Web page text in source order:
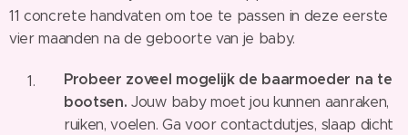
11 concrete handvaten om toe te passen in deze eerste
vier maanden na de geboorte van je baby.
Probeer zoveel mogelijk de baarmoeder na te
bootsen. Jouw baby moet jou kunnen aanraken,
ruiken, voelen. Ga voor contactdutjes, slaap dicht